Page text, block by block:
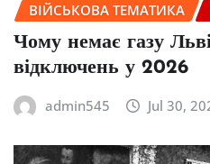
ВІЙСЬКОВА ТЕМАТИКА
Чому немає газу
відключень у 2026
admin545 Jul 30,